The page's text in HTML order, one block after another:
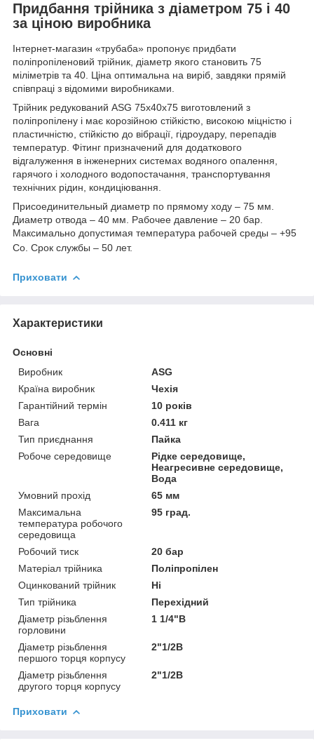
Придбання трійника з діаметром 75 і 40
за ціною виробника
Інтернет-магазин «трубаба» пропонує придбати
поліпропіленовий трійник, діаметр якого становить 75
міліметрів та 40. Ціна оптимальна на виріб, завдяки прямій
співпраці з відомими виробниками.
Трійник редукований ASG 75х40х75 виготовлений з
поліпропілену і має корозійною стійкістю, високою міцністю і
пластичністю, стійкістю до вібрації, гідроудару, перепадів
температур. Фітинг призначений для додаткового
відгалуження в інженерних системах водяного опалення,
гарячого і холодного водопостачання, транспортування
технічних рідин, кондиціювання.
Присоединительный диаметр по прямому ходу – 75 мм.
Диаметр отвода – 40 мм. Рабочее давление – 20 бар.
Максимально допустимая температура рабочей среды – +95
Со. Срок службы – 50 лет.
Приховати
Характеристики
Основні
Виробник
ASG
Країна виробник
Чехія
Гарантійний термін
10 років
Вага
0.411 кг
Тип приєднання
Пайка
Робоче середовище
Рідке середовище,
Неагресивне середовище,
Вода
Умовний прохід
65 мм
Максимальна
температура робочого
середовища
95 град.
Робочий тиск
20 бар
Матеріал трійника
Поліпропілен
Оцинкований трійник
Ні
Тип трійника
Перехідний
Діаметр різьблення
горловини
1 1/4"В
Діаметр різьблення
першого торця корпусу
2"1/2В
Діаметр різьблення
другого торця корпусу
2"1/2В
Приховати